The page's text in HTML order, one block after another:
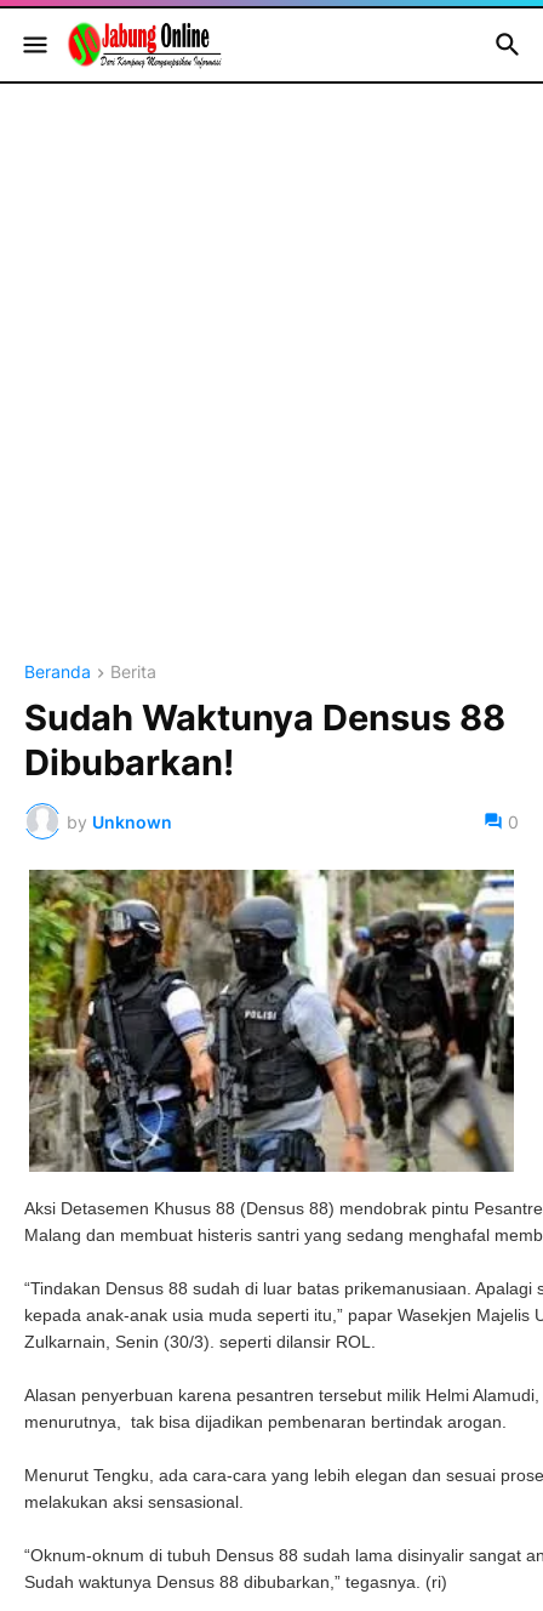
Beranda Berita
Sudah Waktunya Densus 88
Dibubarkan!
by Unknown 0
Aksi Detasemen Khusus 88 (Densus 88) mendobrak pintu
Malang dan membuat histeris santri yang sedang menghafal
“Tindakan Densus 88 sudah di luar batas prikemanusiaan. Apalagi
kepada anak-anak usia muda seperti itu,” papar Wasekjen Majelis
Zulkarnain, Senin (30/3). seperti dilansir ROL.
Alasan penyerbuan karena pesantren tersebut milik Helmi
menurutnya, tak bisa dijadikan pembenaran bertindak arogan.
Menurut Tengku, ada cara-cara yang lebih elegan dan sesuai
melakukan aksi sensasional.
“Oknum-oknum di tubuh Densus 88 sudah lama disinyalir sangat
Sudah waktunya Densus 88 dibubarkan,” tegasnya. (ri)